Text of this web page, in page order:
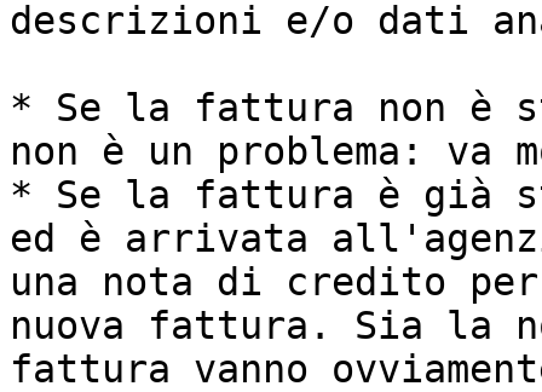
descrizioni e/o dati
* Se la fattura non è
non è un problema:
* Se la fattura è già
ed è arrivata
una nota di credito per
nuova fattura. Sia la
fattura vanno